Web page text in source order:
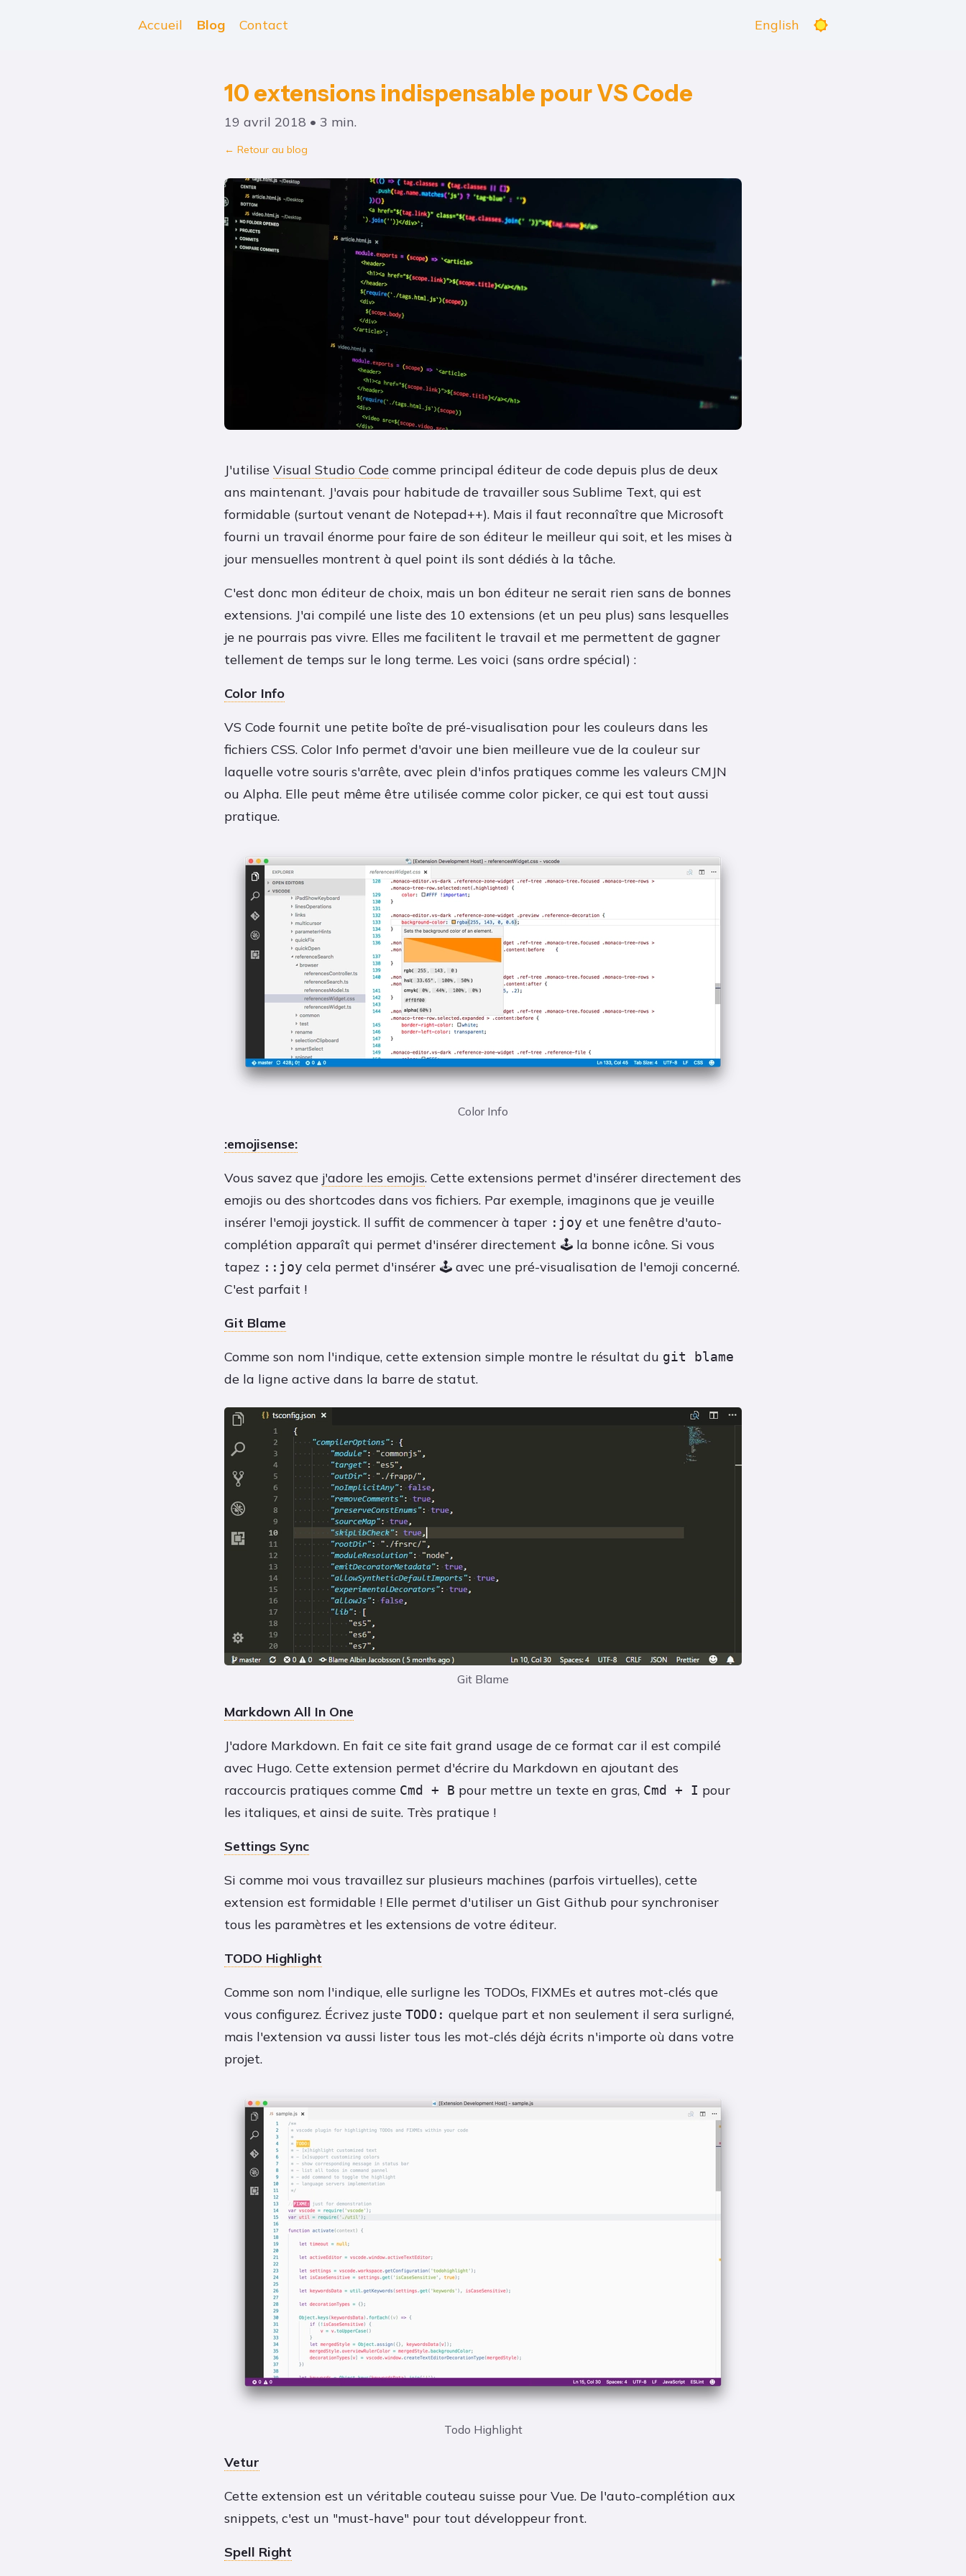
Accueil Blog Contact English
10 extensions indispensable pour VS Code
19 avril 2018 • 3 min.
← Retour au blog
J'utilise Visual Studio Code comme principal éditeur de code depuis plus de deux
ans maintenant. J'avais pour habitude de travailler sous Sublime Text, qui est
formidable (surtout venant de Notepad++). Mais il faut reconnaître que Microsoft
fourni un travail énorme pour faire de son éditeur le meilleur qui soit, et les mises à
jour mensuelles montrent à quel point ils sont dédiés à la tâche.
C'est donc mon éditeur de choix, mais un bon éditeur ne serait rien sans de bonnes
extensions. J'ai compilé une liste des 10 extensions (et un peu plus) sans lesquelles
je ne pourrais pas vivre. Elles me facilitent le travail et me permettent de gagner
tellement de temps sur le long terme. Les voici (sans ordre spécial) :
Color Info
VS Code fournit une petite boîte de pré-visualisation pour les couleurs dans les
fichiers CSS. Color Info permet d'avoir une bien meilleure vue de la couleur sur
laquelle votre souris s'arrête, avec plein d'infos pratiques comme les valeurs CMJN
ou Alpha. Elle peut même être utilisée comme color picker, ce qui est tout aussi
pratique.
Color Info
:emojisense:
Vous savez que j'adore les emojis. Cette extensions permet d'insérer directement des
emojis ou des shortcodes dans vos fichiers. Par exemple, imaginons que je veuille
insérer l'emoji joystick. Il suffit de commencer à taper :joy et une fenêtre d'auto-
complétion apparaît qui permet d'insérer directement 🕹 la bonne icône. Si vous
tapez ::joy cela permet d'insérer 🕹️ avec une pré-visualisation de l'emoji concerné.
C'est parfait !
Git Blame
Comme son nom l'indique, cette extension simple montre le résultat du git blame
de la ligne active dans la barre de statut.
Git Blame
Markdown All In One
J'adore Markdown. En fait ce site fait grand usage de ce format car il est compilé
avec Hugo. Cette extension permet d'écrire du Markdown en ajoutant des
raccourcis pratiques comme Cmd + B pour mettre un texte en gras, Cmd + I pour
les italiques, et ainsi de suite. Très pratique !
Settings Sync
Si comme moi vous travaillez sur plusieurs machines (parfois virtuelles), cette
extension est formidable ! Elle permet d'utiliser un Gist Github pour synchroniser
tous les paramètres et les extensions de votre éditeur.
TODO Highlight
Comme son nom l'indique, elle surligne les TODOs, FIXMEs et autres mot-clés que
vous configurez. Écrivez juste TODO: quelque part et non seulement il sera surligné,
mais l'extension va aussi lister tous les mot-clés déjà écrits n'importe où dans votre
projet.
Todo Highlight
Vetur
Cette extension est un véritable couteau suisse pour Vue. De l'auto-complétion aux
snippets, c'est un "must-have" pour tout développeur front.
Spell Right